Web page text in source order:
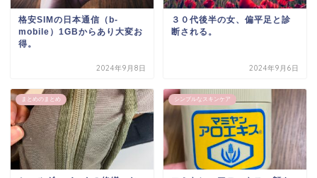
格安SIMの日本通信（b-
mobile）1GBからあり大変お
得。
2024年9月8日
３０代後半の女、偏平足と診
断される。
2024年9月6日
まとめのまとめ シンプルなスキンケア